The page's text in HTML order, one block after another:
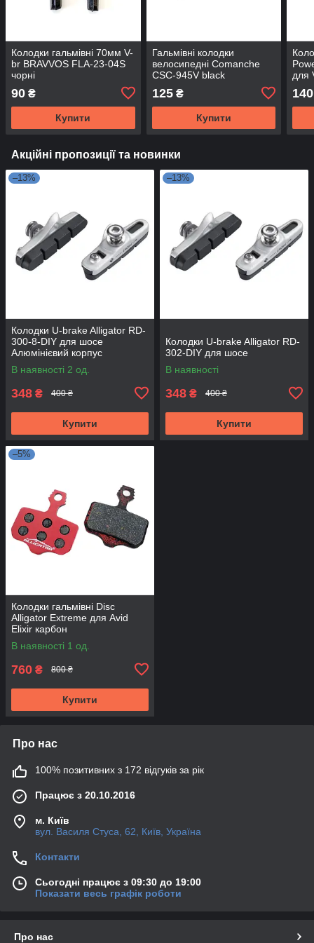
Колодки гальмівні 70мм V-
br BRAVVOS FLA-23-04S
чорні
90 ₴
Купити
Гальмівні колодки
велосипедні Comanche
CSC-945V black
125₴
Купити
для
140
Акційні пропозиції та новинки
–13%
Колодки U-brake Alligator RD-
300-8-DIY для шосе
Алюмінієвий корпус
В наявності 2 од.
348 ₴ 400 ₴
Купити
–13%
Колодки U-brake Alligator RD-
302-DIY для шосе
В наявності
348 ₴ 400 ₴
Купити
–5%
Колодки гальмівні Disc
Alligator Extreme для Avid
Elixir карбон
В наявності 1 од.
760 ₴ 800 ₴
Купити
Про нас
100% позитивних з 172 відгуків за рік
Працює з 20.10.2016
м. Київ
вул. Василя Стуса, 62, Київ, Україна
Контакти
Сьогодні працює з 09:30 до 19:00
Показати весь графік роботи
Про нас